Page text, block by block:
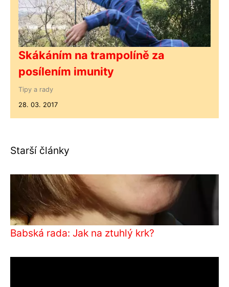
Skákáním na trampolíně za
posílením imunity
Tipy a rady
28. 03. 2017
Starší články
Babská rada: Jak na ztuhlý krk?